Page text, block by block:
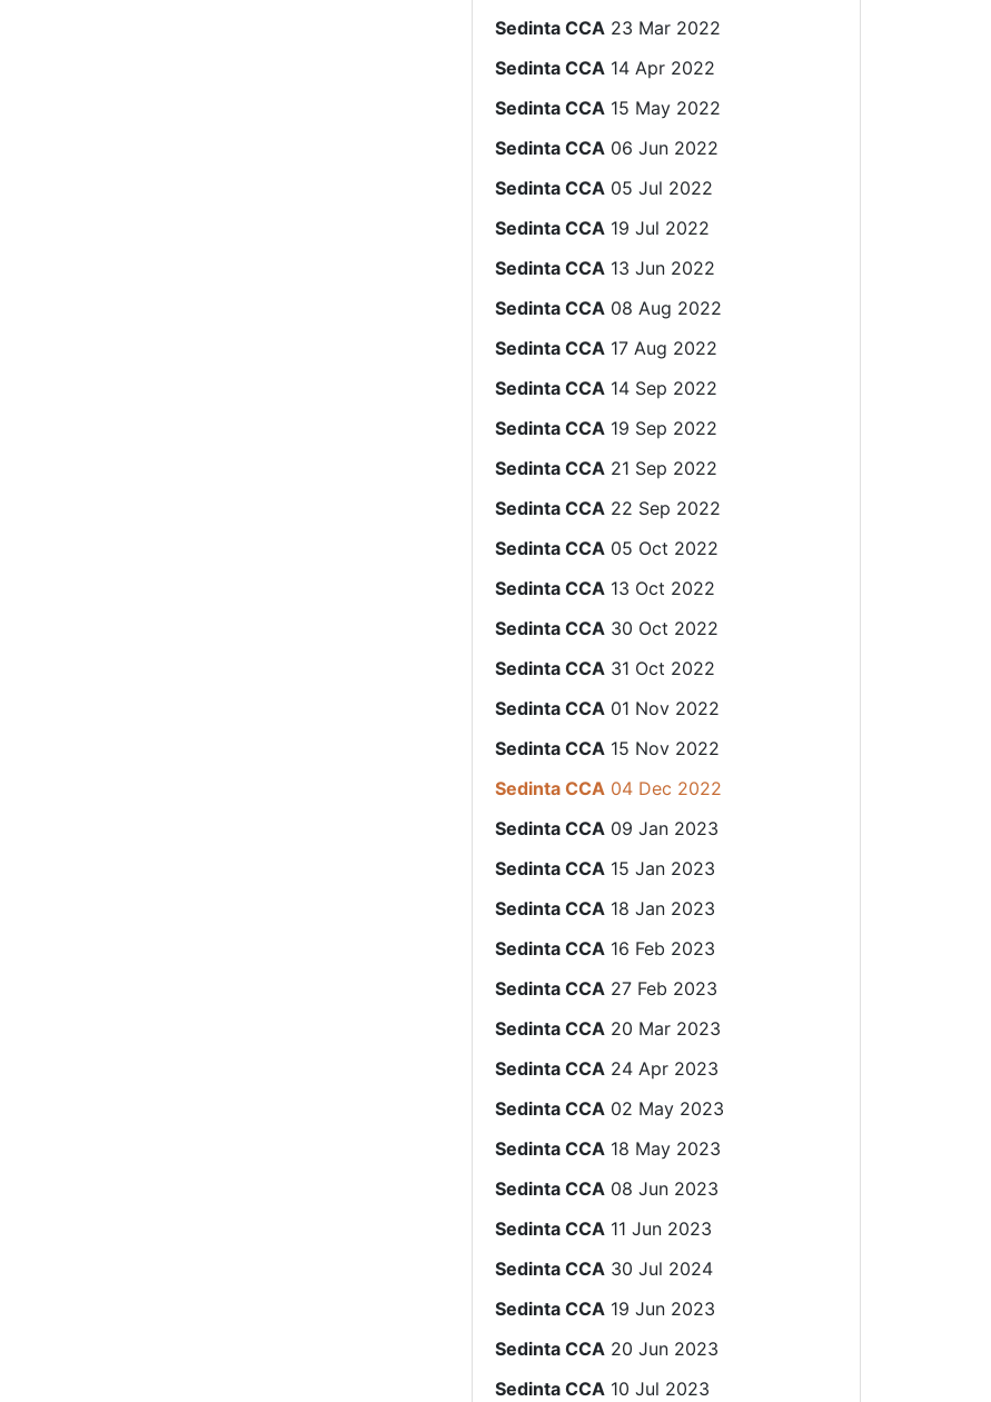
Sedinta CCA 23 Mar 2022
Sedinta CCA 14 Apr 2022
Sedinta CCA 15 May 2022
Sedinta CCA 06 Jun 2022
Sedinta CCA 05 Jul 2022
Sedinta CCA 19 Jul 2022
Sedinta CCA 13 Jun 2022
Sedinta CCA 08 Aug 2022
Sedinta CCA 17 Aug 2022
Sedinta CCA 14 Sep 2022
Sedinta CCA 19 Sep 2022
Sedinta CCA 21 Sep 2022
Sedinta CCA 22 Sep 2022
Sedinta CCA 05 Oct 2022
Sedinta CCA 13 Oct 2022
Sedinta CCA 30 Oct 2022
Sedinta CCA 31 Oct 2022
Sedinta CCA 01 Nov 2022
Sedinta CCA 15 Nov 2022
Sedinta CCA 04 Dec 2022
Sedinta CCA 09 Jan 2023
Sedinta CCA 15 Jan 2023
Sedinta CCA 18 Jan 2023
Sedinta CCA 16 Feb 2023
Sedinta CCA 27 Feb 2023
Sedinta CCA 20 Mar 2023
Sedinta CCA 24 Apr 2023
Sedinta CCA 02 May 2023
Sedinta CCA 18 May 2023
Sedinta CCA 08 Jun 2023
Sedinta CCA 11 Jun 2023
Sedinta CCA 30 Jul 2024
Sedinta CCA 19 Jun 2023
Sedinta CCA 20 Jun 2023
Sedinta CCA 10 Jul 2023